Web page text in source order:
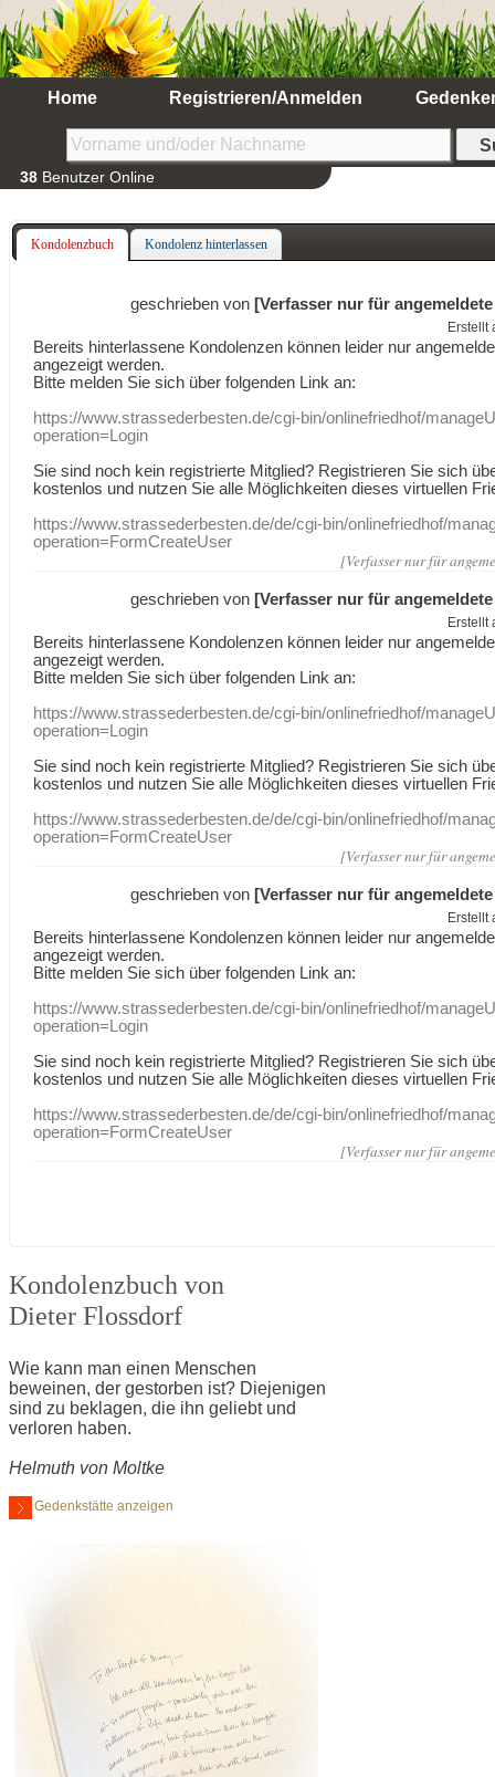
Home Registrieren/Anmelden
38 Benutzer Online
Kondolenzbuch Kondolenz hinterlassen
geschrieben von [Verfasser nur für
Erstellt
Bereits hinterlassene Kondolenzen können leider nur
angezeigt werden.
Bitte melden Sie sich über folgenden Link an:
https://www.strassederbesten.de/cgi-bin/onlinefriedhof/
operation=Login
Sie sind noch kein registrierte Mitglied? Registrieren Sie sich
kostenlos und nutzen Sie alle Möglichkeiten dieses virtuellen
https://www.strassederbesten.de/de/cgi-bin/onlinefriedhof/
operation=FormCreateUser
[Verfasser nur für
geschrieben von [Verfasser nur für
Erstellt
Bereits hinterlassene Kondolenzen können leider nur
angezeigt werden.
Bitte melden Sie sich über folgenden Link an:
https://www.strassederbesten.de/cgi-bin/onlinefriedhof/
operation=Login
Sie sind noch kein registrierte Mitglied? Registrieren Sie sich
kostenlos und nutzen Sie alle Möglichkeiten dieses virtuellen
https://www.strassederbesten.de/de/cgi-bin/onlinefriedhof/
operation=FormCreateUser
[Verfasser nur für
geschrieben von [Verfasser nur für
Erstellt
Bereits hinterlassene Kondolenzen können leider nur
angezeigt werden.
Bitte melden Sie sich über folgenden Link an:
https://www.strassederbesten.de/cgi-bin/onlinefriedhof/
operation=Login
Sie sind noch kein registrierte Mitglied? Registrieren Sie sich
kostenlos und nutzen Sie alle Möglichkeiten dieses virtuellen
https://www.strassederbesten.de/de/cgi-bin/onlinefriedhof/
operation=FormCreateUser
[Verfasser nur für
Kondolenzbuch von
Dieter Flossdorf
Wie kann man einen Menschen
beweinen, der gestorben ist? Diejenigen
sind zu beklagen, die ihn geliebt und
verloren haben.
Helmuth von Moltke
Gedenkstätte anzeigen